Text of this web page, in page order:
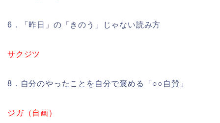
6．「昨日」の「きのう」じゃない読み方
サクジツ
8．自分のやったことを自分で褒める「○○自賛」
ジガ（自画）